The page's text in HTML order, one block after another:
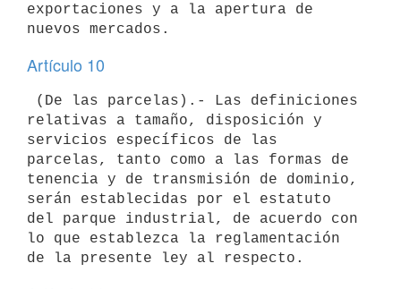
exportaciones y a la apertura de
Artículo 10
relativas a tamaño, disposición y
servicios específicos de las
parcelas, tanto como a las formas de
tenencia y de transmisión de dominio,
serán establecidas por el estatuto
del parque industrial, de acuerdo con
lo que establezca la reglamentación